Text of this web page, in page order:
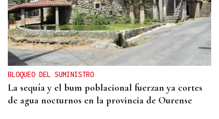
BLOQUEO DEL SUMINISTRO
La sequía y el bum poblacional fuerzan ya cortes
de agua nocturnos en la provincia de Ourense